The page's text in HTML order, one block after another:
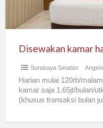
Surabaya Selatan
Harian mulai 120rb/
kamar saja 1.65jt/bulan/
(khusus transaksi bulan